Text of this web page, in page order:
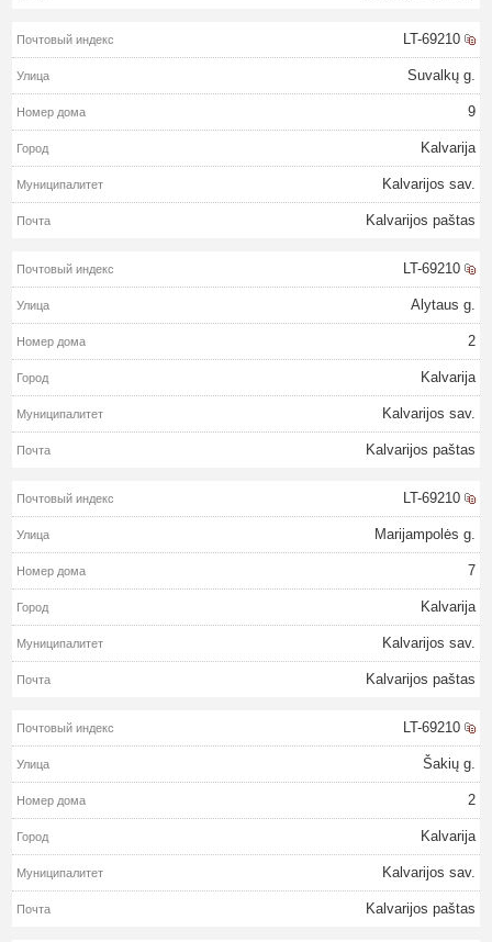
LT-69210
Suvalkų g.
9
Kalvarija
Kalvarijos sav.
Kalvarijos paštas
LT-69210
Alytaus g.
2
Kalvarija
Kalvarijos sav.
Kalvarijos paštas
LT-69210
Marijampolės g.
7
Kalvarija
Kalvarijos sav.
Kalvarijos paštas
LT-69210
Šakių g.
2
Kalvarija
Kalvarijos sav.
Kalvarijos paštas